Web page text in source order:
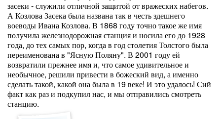
засеки - служили отличной защитой от вражеских набегов.
А Козлова Засека была названа так в честь здешнего
воеводы Ивана Козлова. В 1868 году точно такое же имя
получила железнодорожная станция и носила его до 1928
года, до тех самых пор, когда в год столетия Толстого была
переименована в "Ясную Поляну". В 2001 году ей
возвратили прежнее имя и, что самое удивительное и
необычное, решили привести в божеский вид, а именно
сделать такой, какой она была в 19 веке! И это удалось! Сий
факт как раз и подкупил нас, и мы отправились смотреть
станцию.